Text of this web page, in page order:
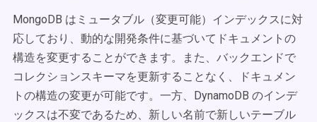
MongoDB はミュータブル（変更可能）インデックスに対
応しており、動的な開発条件に基づいてドキュメントの
構造を変更することができます。また、バックエンドで
コレクションスキーマを更新することなく、ドキュメン
トの構造の変更が可能です。一方、DynamoDB のインデ
ックスは不変であるため、新しい名前で新しいテーブル